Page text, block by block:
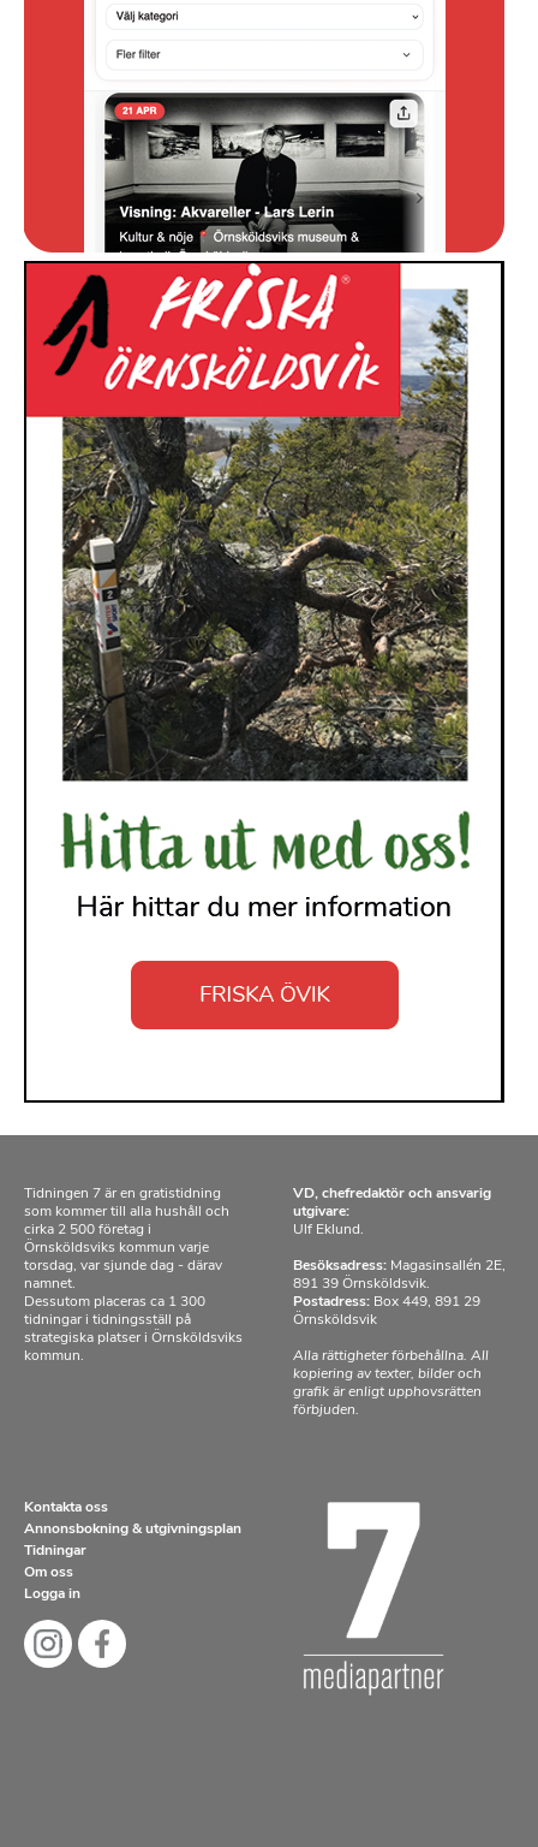
Tidningen 7 är en gratistidning
som kommer till alla hushåll och
cirka 2 500 företag i
Örnsköldsviks kommun varje
torsdag, var sjunde dag - därav
namnet.
Dessutom placeras ca 1 300
tidningar i tidningsställ på
strategiska platser i Örnsköldsviks
kommun.
VD, chefredaktör och ansvarig
utgivare:
Ulf Eklund.
Besöksadress: Magasinsallén 2E,
891 39 Örnsköldsvik.
Postadress: Box 449, 891 29
Örnsköldsvik
Alla rättigheter förbehållna. All
kopiering av texter, bilder och
grafik är enligt upphovsrätten
förbjuden.
Kontakta oss
Annonsbokning & utgivningsplan
Tidningar
Om oss
Logga in